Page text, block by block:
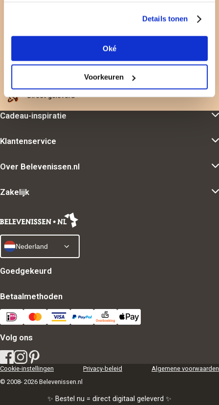
Details tonen
Oké
Voorkeuren
Nergens goedkoper
Direct geleverd
Cadeau-inspiratie
Klantenservice
Over Belevenissen.nl
Zakelijk
Nederland
Goedgekeurd
Betaalmethoden
Volg ons
Cookie-instellingen Privacy-beleid
Algemene voorwaarden
© 2008- 2026 Belevenissen.nl
✨ Bestel nu = direct digitaal geleverd ✨